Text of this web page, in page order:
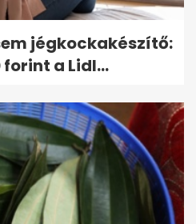
jégkockakészítő:
a Lidl...